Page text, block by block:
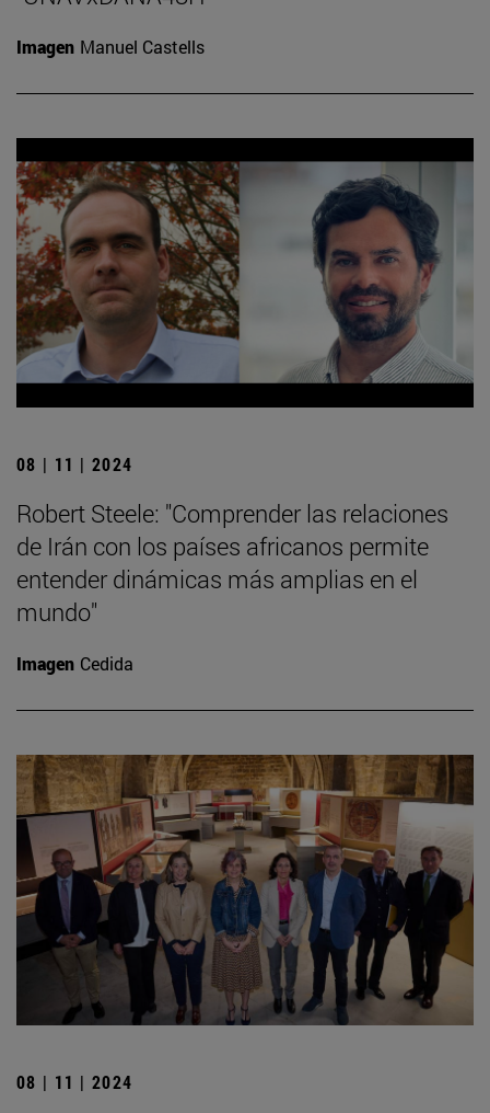
Imagen Manuel Castells
08 | 11 | 2024
Robert Steele: "Comprender las relaciones
de Irán con los países africanos permite
entender dinámicas más amplias en el
mundo"
Imagen Cedida
08 | 11 | 2024